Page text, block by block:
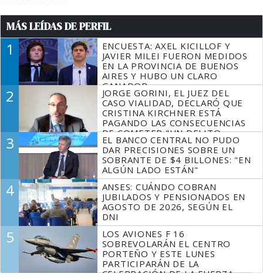
MÁS LEÍDAS DE PERFIL
1
ENCUESTA: AXEL KICILLOF Y
JAVIER MILEI FUERON MEDIDOS
EN LA PROVINCIA DE BUENOS
AIRES Y HUBO UN CLARO
GANADOR
2
JORGE GORINI, EL JUEZ DEL
CASO VIALIDAD, DECLARÓ QUE
CRISTINA KIRCHNER ESTÁ
PAGANDO LAS CONSECUENCIAS
DE COMETER "UN DELITO
COMPROBADO"
3
EL BANCO CENTRAL NO PUDO
DAR PRECISIONES SOBRE UN
SOBRANTE DE $4 BILLONES: "EN
ALGÚN LADO ESTÁN"
4
ANSES: CUÁNDO COBRAN
JUBILADOS Y PENSIONADOS EN
AGOSTO DE 2026, SEGÚN EL
DNI
5
LOS AVIONES F 16
SOBREVOLARÁN EL CENTRO
PORTEÑO Y ESTE LUNES
PARTICIPARÁN DE LA
CELEBRACIÓN DE LA FUERZA